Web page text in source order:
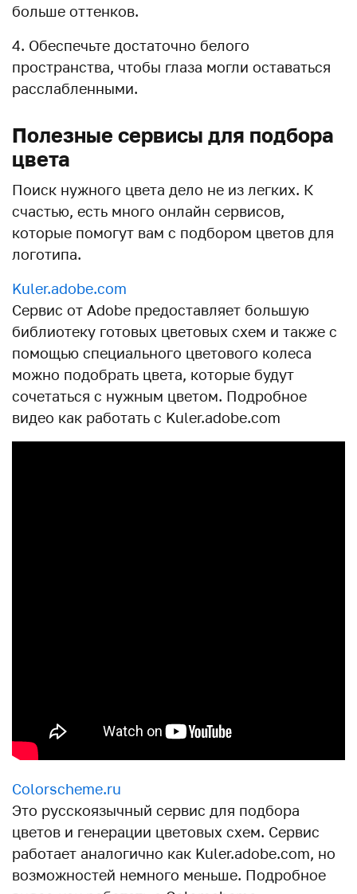
больше оттенков.
4. Обеспечьте достаточно белого
пространства, чтобы глаза могли оставаться
расслабленными.
Полезные сервисы для подбора
цвета
Поиск нужного цвета дело не из легких. К
счастью, есть много онлайн сервисов,
которые помогут вам с подбором цветов для
логотипа.
Kuler.adobe.com
Сервис от Adobe предоставляет большую
библиотеку готовых цветовых схем и также с
помощью специального цветового колеса
можно подобрать цвета, которые будут
сочетаться с нужным цветом. Подробное
видео как работать с Kuler.adobe.com
Сolorscheme.ru
Это русскоязычный сервис для подбора
цветов и генерации цветовых схем. Сервис
работает аналогично как Kuler.adobe.com, но
возможностей немного меньше. Подробное